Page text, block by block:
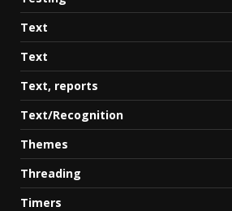
Text
Text
Text, reports
Text/Recognition
Themes
Threading
Timers